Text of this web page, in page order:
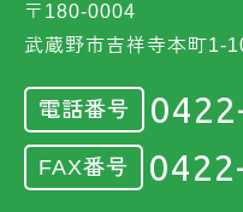
〒180-0004
武蔵野市吉祥寺本町1-
電話番号
FAX番号